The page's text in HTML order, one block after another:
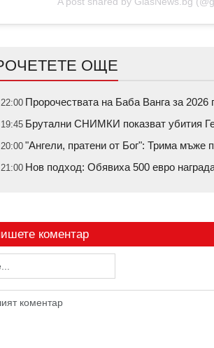
ОЩЕ
22:00 Пророчествата на Баба Ванга за
19:45 Брутални СНИМКИ показват убития
20:00 "Ангели, пратени от Бог": Трима
21:00 Нов подход: Обявиха 500 евро
коментар